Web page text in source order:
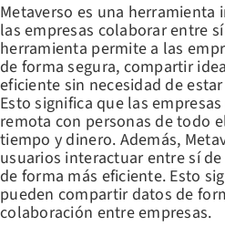
Metaverso es una
las empresas colaborar entre
herramienta permite a las
de forma segura, compartir
eficiente sin necesidad de
Esto significa que las
remota con personas de todo
tiempo y dinero. Además,
usuarios interactuar entre sí
de forma más eficiente. Esto
pueden compartir datos de
colaboración entre empresas.